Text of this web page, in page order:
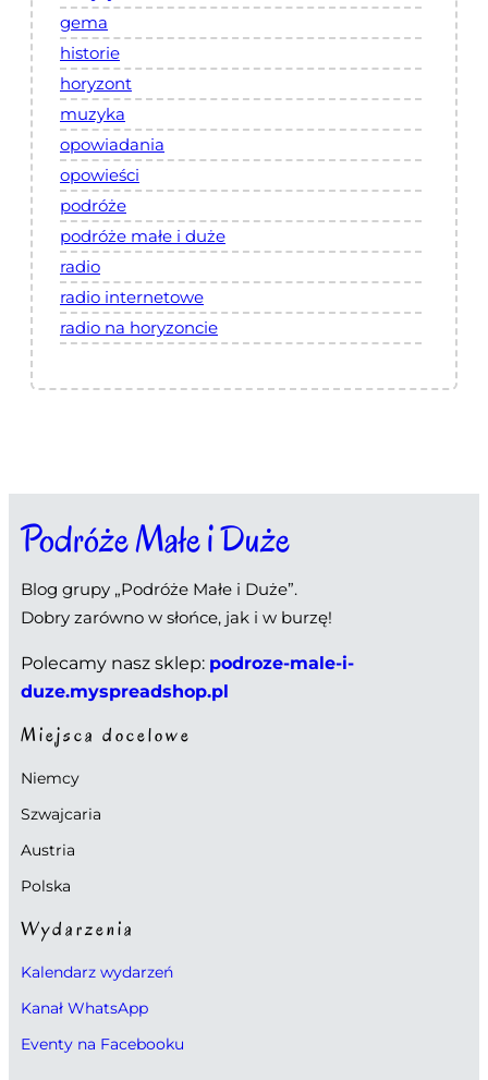
gema
historie
horyzont
muzyka
opowiadania
opowieści
podróże
podróże małe i duże
radio
radio internetowe
radio na horyzoncie
Podróże Małe i Duże
Blog grupy „Podróże Małe i Duże”.
Dobry zarówno w słońce, jak i w burzę!
Polecamy nasz sklep: podroze-male-i-
duze.myspreadshop.pl
Miejsca docelowe
Niemcy
Szwajcaria
Austria
Polska
Wydarzenia
Kalendarz wydarzeń
Kanał WhatsApp
Eventy na Facebooku